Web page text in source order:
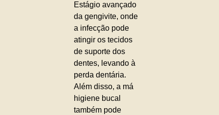
Estágio avançado
da gengivite, onde
a infecção pode
atingir os tecidos
de suporte dos
dentes, levando à
perda dentária.
Além disso, a má
higiene bucal
também pode